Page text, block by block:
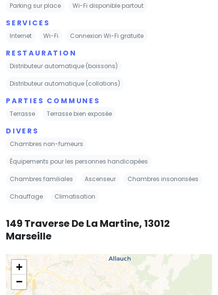
Parking sur place Wi-Fi disponible partout
SERVICES
Internet Wi-Fi Connexion Wi-Fi gratuite
RESTAURATION
Distributeur automatique (boissons)
Distributeur automatique (collations)
PARTIES COMMUNES
Terrasse Terrasse bien exposée
DIVERS
Chambres non-fumeurs
Équipements pour les personnes handicapées
Chambres familiales Ascenseur Chambres insonorisées
Chauffage Climatisation
149 Traverse De La Martine, 13012
Marseille
+
−